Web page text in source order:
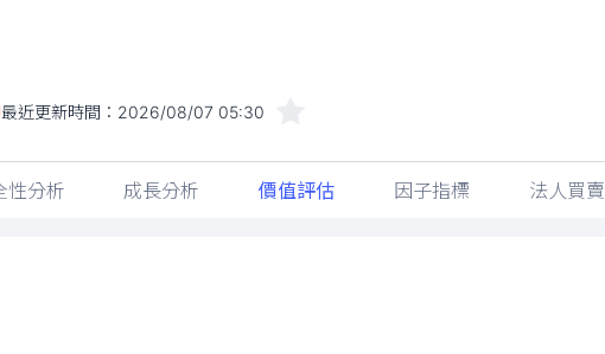
最近更新時間： 2026/08/07 05:30
性分析 成長分析 價值評估 因子指標 法人買賣